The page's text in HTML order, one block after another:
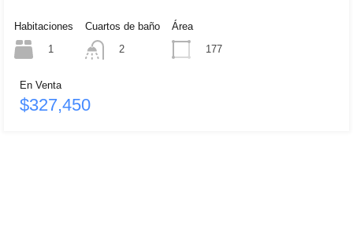
Habitaciones
1
Cuartos de baño
2
Área
177
En Venta
$327,450